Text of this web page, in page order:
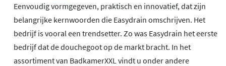
Eenvoudig vormgegeven, praktisch en innovatief, dat zijn
belangrijke kernwoorden die Easydrain omschrijven. Het
bedrijf is vooral een trendsetter. Zo was Easydrain het eerste
bedrijf dat de douchegoot op de markt bracht. In het
assortiment van BadkamerXXL vindt u onder andere